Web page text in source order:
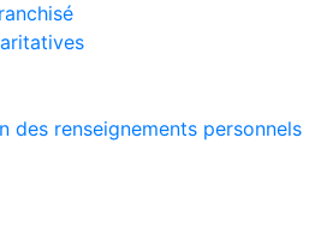
des renseignements personnels